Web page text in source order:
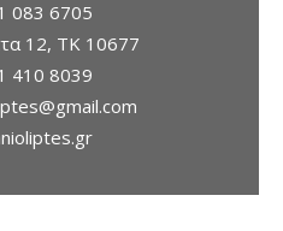
083 6705
12, ΤΚ 10677
410 8039